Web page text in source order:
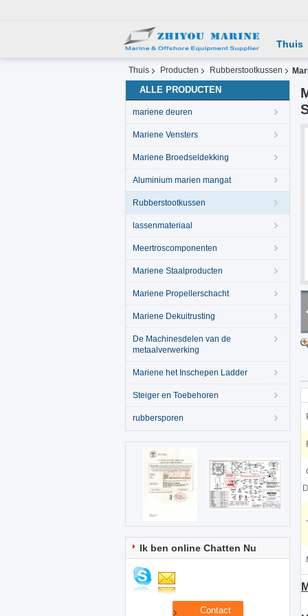
Thuis
Thuis Producten Rubberstootkussen
ALLE PRODUCTEN
mariene deuren
Mariene Vensters
Mariene Broedseldekking
Aluminium marien mangat
Rubberstootkussen
lassenmateriaal
Meertroscomponenten
Mariene Staalproducten
Mariene Propellerschacht
Mariene Dekuitrusting
De Machinesdelen van de
metaalverwerking
Mariene het Inschepen Ladder
Steiger en Toebehoren
rubbersporen
Ik ben online Chatten Nu